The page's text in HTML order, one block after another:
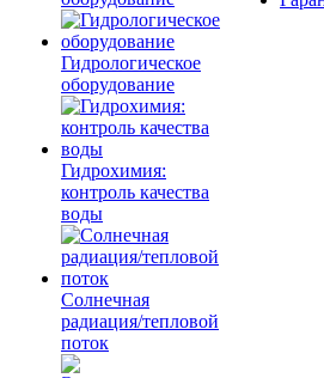
Гидрологическое
оборудование
Гидрохимия:
контроль качества
воды
Солнечная
радиация/тепловой
поток